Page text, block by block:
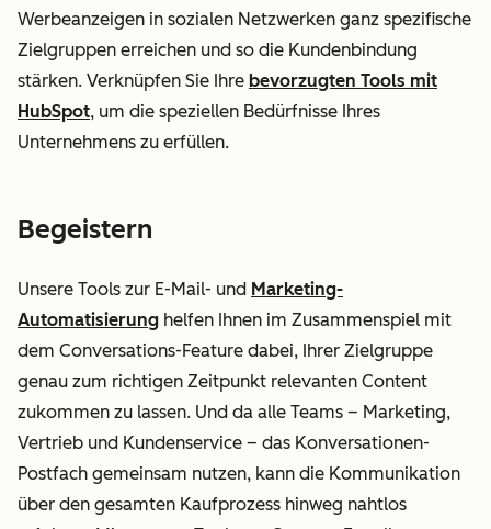
Werbeanzeigen in sozialen Netzwerken ganz spezifische
Zielgruppen erreichen und so die Kundenbindung
stärken. Verknüpfen Sie Ihre bevorzugten Tools mit
HubSpot, um die speziellen Bedürfnisse Ihres
Unternehmens zu erfüllen.
Begeistern
Unsere Tools zur E-Mail- und Marketing-
Automatisierung helfen Ihnen im Zusammenspiel mit
dem Conversations-Feature dabei, Ihrer Zielgruppe
genau zum richtigen Zeitpunkt relevanten Content
zukommen zu lassen. Und da alle Teams – Marketing,
Vertrieb und Kundenservice – das Konversationen-
Postfach gemeinsam nutzen, kann die Kommunikation
über den gesamten Kaufprozess hinweg nahtlos